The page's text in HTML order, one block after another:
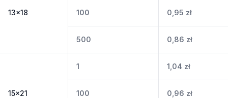
13x18 100 0,95 zł
500 0,86 zł
15x21
1 1,04 zł
100 0,96 zł